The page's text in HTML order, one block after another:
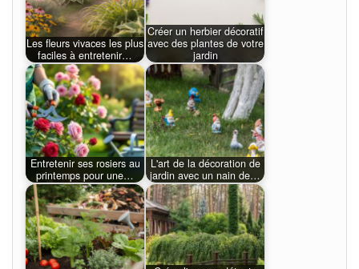
Les fleurs vivaces les plus
faciles à entretenir…
Créer un herbier décoratif
avec des plantes de votre
jardin
Entretenir ses rosiers au
printemps pour une…
L'art de la décoration de
jardin avec un nain de…